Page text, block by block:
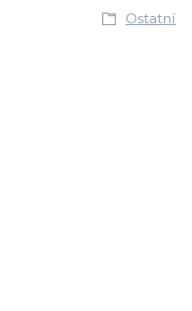
Ostatní